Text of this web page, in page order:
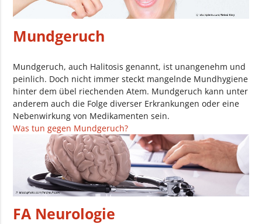
Mundgeruch
Mundgeruch, auch Halitosis genannt, ist unangenehm und
peinlich. Doch nicht immer steckt mangelnde Mundhygiene
hinter dem übel riechenden Atem. Mundgeruch kann unter
anderem auch die Folge diverser Erkrankungen oder eine
Nebenwirkung von Medikamenten sein.
Was tun gegen Mundgeruch?
FA Neurologie